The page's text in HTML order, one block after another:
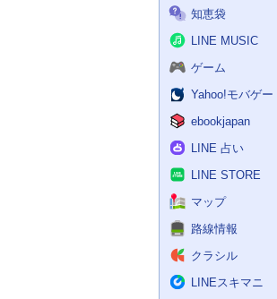
知恵袋
LINE MUSIC
ゲーム
Yahoo!モバゲー
ebookjapan
LINE 占い
LINE STORE
マップ
路線情報
クラシル
LINEスキマニ